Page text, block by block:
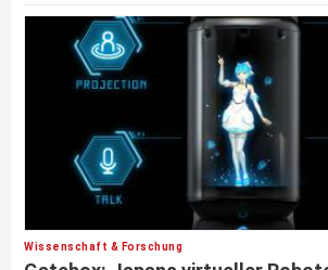
Wissenschaft & Forschung